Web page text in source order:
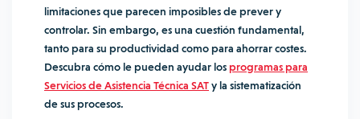
limitaciones que parecen imposibles de prever y
controlar. Sin embargo, es una cuestión fundamental,
tanto para su productividad como para ahorrar costes.
Descubra cómo le pueden ayudar losprogramas para
Servicios de Asistencia Técnica SATy la sistematización
de sus procesos.